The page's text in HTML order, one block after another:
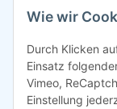
Rechtliches
Wie wir
Durch Klicken
Einsatz
Vimeo,
Einstellung